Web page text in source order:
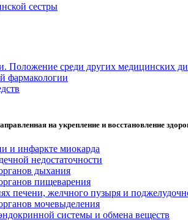
сестры
Положение среди других медицинских
фармакологии
на укрепление и восстановление
и инфаркте миокарда
недостаточности
дыхания
пищеварения
печени, желчного пузыря и
мочевыделения
системы и обмена веществ